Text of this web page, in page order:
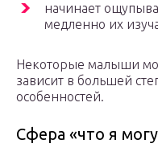
начинает
медленно их
Некоторые малыши
зависит в большей
особенностей.
Сфера «что я